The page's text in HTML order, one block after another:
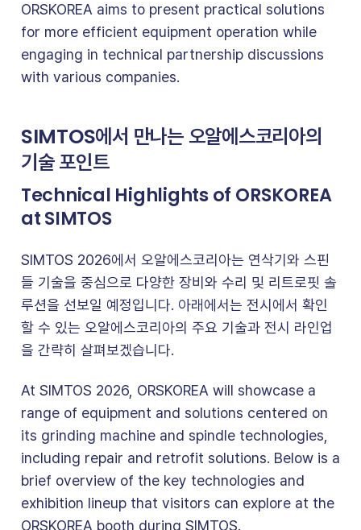
ORSKOREA aims to present practical solutions
for more efficient equipment operation while
engaging in technical partnership discussions
with various companies.
SIMTOS에서 만나는 오알에스코리아의
기술 포인트
Technical Highlights of ORSKOREA
at SIMTOS
SIMTOS 2026에서 오알에스코리아는 연삭기와 스핀
들 기술을 중심으로 다양한 장비와 수리 및 리트로핏 솔
루션을 선보일 예정입니다. 아래에서는 전시에서 확인
할 수 있는 오알에스코리아의 주요 기술과 전시 라인업
을 간략히 살펴보겠습니다.
At SIMTOS 2026, ORSKOREA will showcase a
range of equipment and solutions centered on
its grinding machine and spindle technologies,
including repair and retrofit solutions. Below is a
brief overview of the key technologies and
exhibition lineup that visitors can explore at the
ORSKOREA booth during SIMTOS.